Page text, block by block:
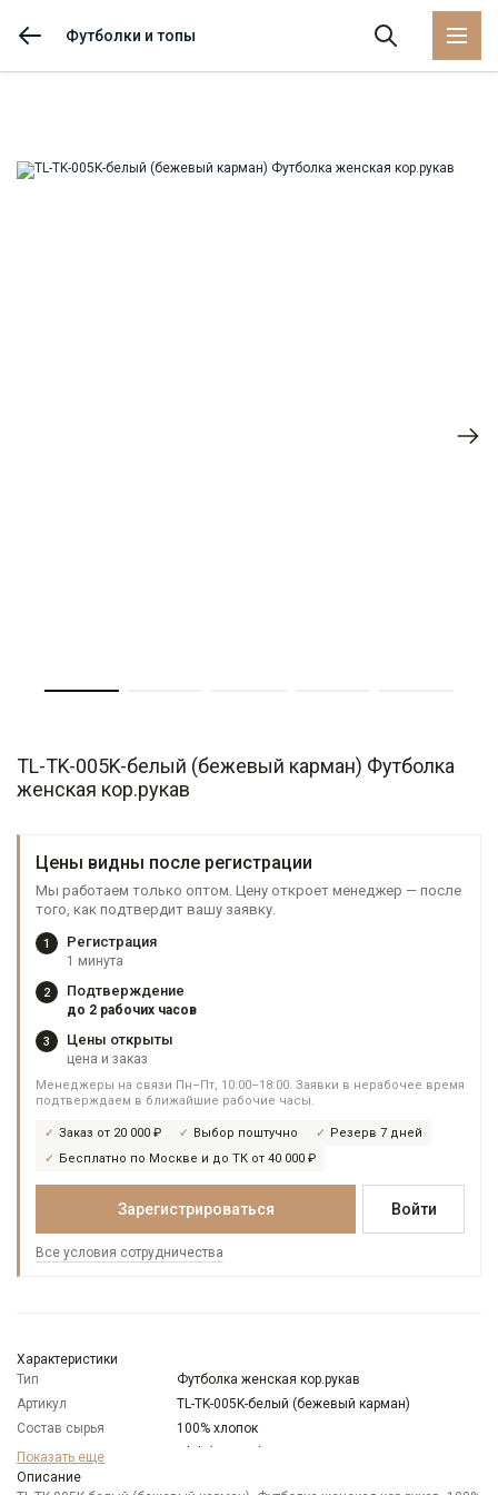
Футболки и топы
TL-TK-005K-белый (бежевый карман) Футболка
женская кор.рукав
Цены видны после регистрации
Мы работаем только оптом. Цену откроет менеджер — после
того, как подтвердит вашу заявку.
1 Регистрация
1 минута
2 Подтверждение
до 2 рабочих часов
3 Цены открыты
цена и заказ
Менеджеры на связи Пн–Пт, 10:00–18:00. Заявки в нерабочее время
подтверждаем в ближайшие рабочие часы.
Заказ от 20 000 ₽ Выбор поштучно
Резерв 7 дней
Бесплатно по Москве и до ТК от 40 000 ₽
Зарегистрироваться Войти
Все условия сотрудничества
Характеристики
Тип
Футболка женская кор.рукав
Артикул
TL-TK-005K-белый (бежевый карман)
Состав сырья
100% хлопок
Бренд
Модель
Показать еще
Описание